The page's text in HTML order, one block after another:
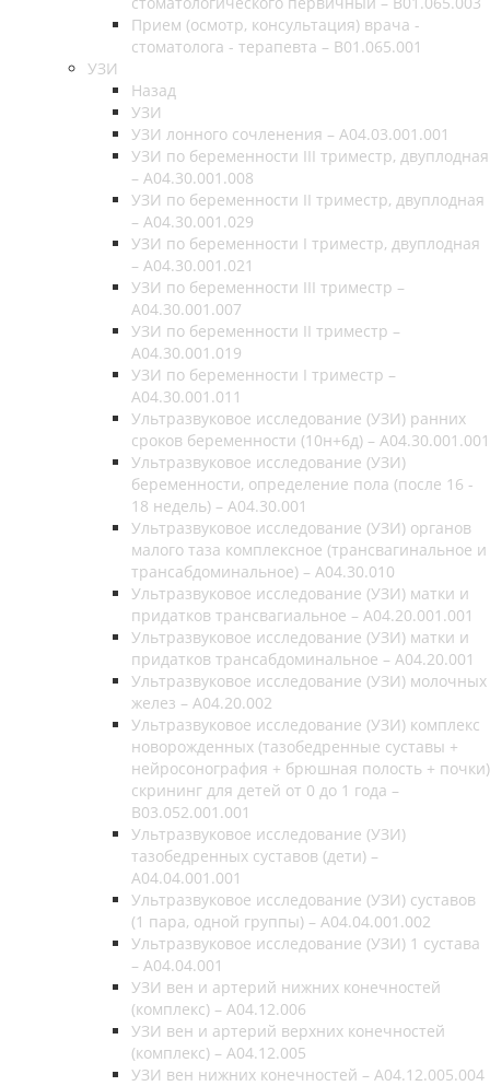
Прием (осмотр, консультация) врача -
стоматолога - терапевта – B01.065.001
УЗИ
Назад
УЗИ
УЗИ лонного сочленения – A04.03.001.001
УЗИ по беременности III триместр, двуплодная
– A04.30.001.008
УЗИ по беременности II триместр, двуплодная
– A04.30.001.029
УЗИ по беременности I триместр, двуплодная
– A04.30.001.021
УЗИ по беременности III триместр –
A04.30.001.007
УЗИ по беременности II триместр –
A04.30.001.019
УЗИ по беременности I триместр –
A04.30.001.011
Ультразвуковое исследование (УЗИ) ранних
сроков беременности (10н+6д) – A04.30.001.001
Ультразвуковое исследование (УЗИ)
беременности, определение пола (после 16 -
18 недель) – A04.30.001
Ультразвуковое исследование (УЗИ) органов
малого таза комплексное (трансвагинальное и
трансабдоминальное) – A04.30.010
Ультразвуковое исследование (УЗИ) матки и
придатков трансвагиальное – A04.20.001.001
Ультразвуковое исследование (УЗИ) матки и
придатков трансабдоминальное – A04.20.001
Ультразвуковое исследование (УЗИ) молочных
желез – A04.20.002
Ультразвуковое исследование (УЗИ) комплекс
новорожденных (тазобедренные суставы +
нейросонография + брюшная полость + почки)
скрининг для детей от 0 до 1 года –
В03.052.001.001
Ультразвуковое исследование (УЗИ)
тазобедренных суставов (дети) –
A04.04.001.001
Ультразвуковое исследование (УЗИ) суставов
(1 пара, одной группы) – A04.04.001.002
Ультразвуковое исследование (УЗИ) 1 сустава
– A04.04.001
УЗИ вен и артерий нижних конечностей
(комплекс) – A04.12.006
УЗИ вен и артерий верхних конечностей
(комплекс) – A04.12.005
УЗИ вен нижних конечностей – A04.12.005.004